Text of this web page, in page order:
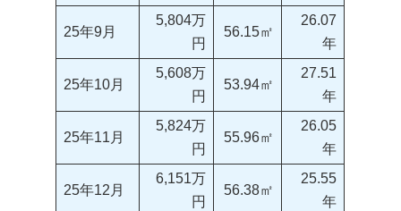
25年9月
5,804万
円
56.15㎡
26.07
年
25年10月
5,608万
円
53.94㎡
27.51
年
25年11月
5,824万
円
55.96㎡
26.05
年
25年12月
6,151万
円
56.38㎡
25.55
年